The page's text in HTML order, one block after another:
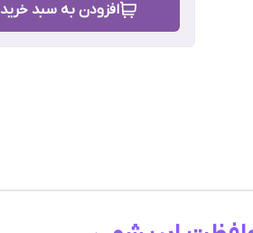
افزودن به سبد خرید